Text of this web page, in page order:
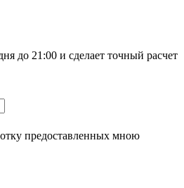
до 21:00 и сделает точный расчет
предоставленных мною